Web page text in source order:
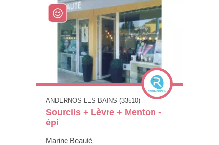
ANDERNOS LES BAINS (33510)
Sourcils + Lèvre + Menton -
épi
Marine Beauté